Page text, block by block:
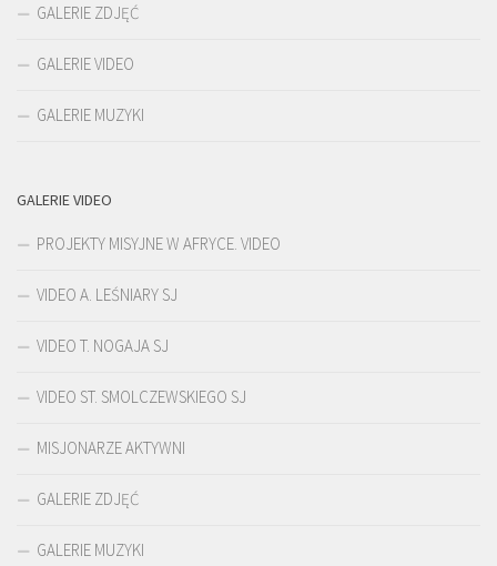
GALERIE ZDJĘĆ
GALERIE VIDEO
GALERIE MUZYKI
GALERIE VIDEO
PROJEKTY MISYJNE W AFRYCE. VIDEO
VIDEO A. LEŚNIARY SJ
VIDEO T. NOGAJA SJ
VIDEO ST. SMOLCZEWSKIEGO SJ
MISJONARZE AKTYWNI
GALERIE ZDJĘĆ
GALERIE MUZYKI